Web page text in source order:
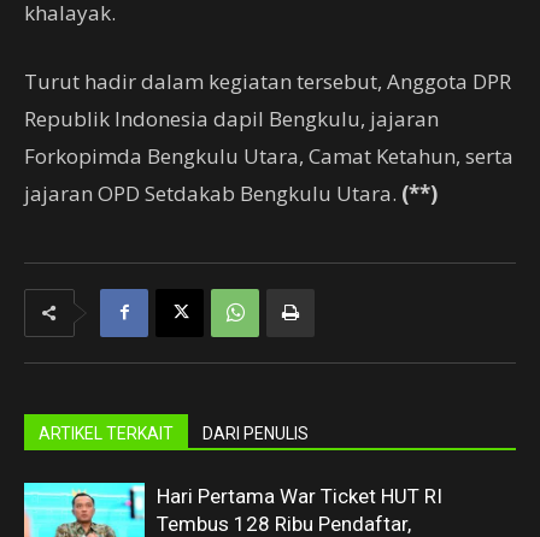
khalayak.
Turut hadir dalam kegiatan tersebut, Anggota DPR
Republik Indonesia dapil Bengkulu, jajaran
Forkopimda Bengkulu Utara, Camat Ketahun, serta
jajaran OPD Setdakab Bengkulu Utara. (**)
ARTIKEL TERKAIT DARI PENULIS
Hari Pertama War Ticket HUT RI
Tembus 128 Ribu Pendaftar,